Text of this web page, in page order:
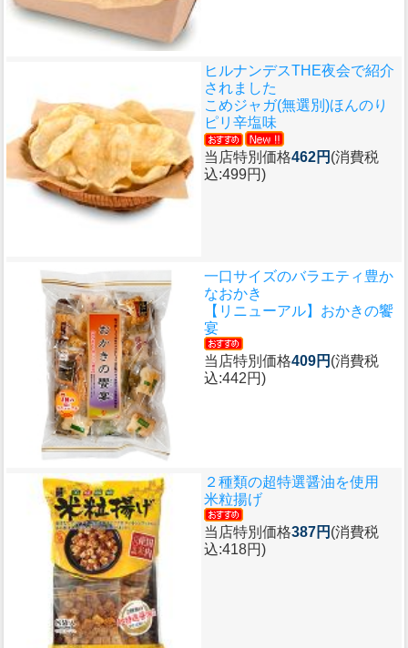
ヒルナンデスTHE夜会で紹介
されました
こめジャガ(無選別)ほんのり
ピリ辛塩味
当店特別価格462円 (消費税
込:499円)
一口サイズのバラエティ豊か
なおかき
【リニューアル】おかきの饗
宴
当店特別価格409円 (消費税
込:442円)
２種類の超特選醤油を使用
米粒揚げ
当店特別価格387円 (消費税
込:418円)